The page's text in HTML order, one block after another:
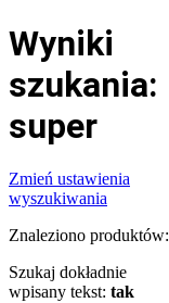
Wyniki
szukania:
super
Zmień ustawienia
wyszukiwania
Znaleziono produktów:
Szukaj dokładnie
wpisany tekst: tak